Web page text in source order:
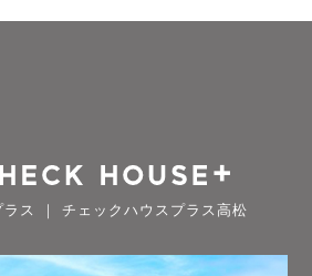
ス ｜ チェックハウスプラス高松